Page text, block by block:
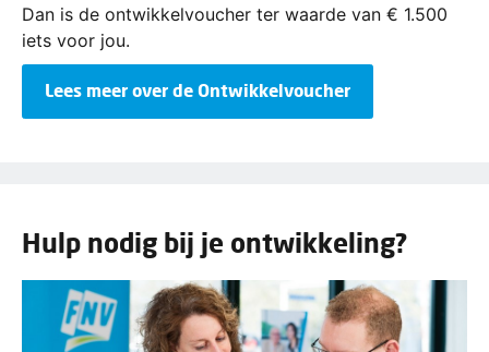
Dan is de ontwikkelvoucher ter waarde van € 1.500
iets voor jou.
Lees meer over de Ontwikkelvoucher
Hulp nodig bij je ontwikkeling?